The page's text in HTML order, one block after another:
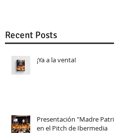
Recent Posts
¡Ya a la venta!
Presentación "Madre Patria"
en el Pitch de Ibermedia